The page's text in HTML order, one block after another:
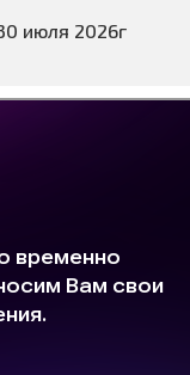
июля 2026г